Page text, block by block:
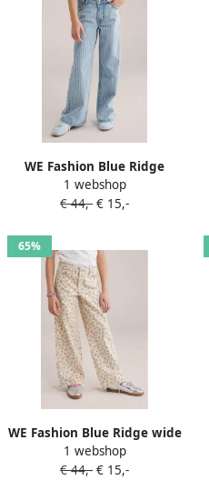
WE Fashion Blue Ridge
gestreepte wide leg jeans
light blue denim
1 webshop
€ 44,- € 15,-
65%
WE Fashion Blue Ridge wide
leg jeans beige
1 webshop
€ 44,- € 15,-